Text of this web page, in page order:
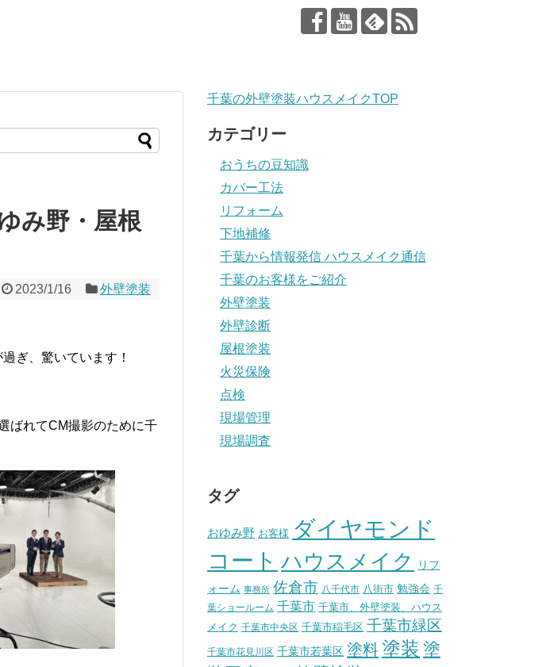
み野・屋根
2023/1/16 外壁塗装
ぎ、驚いています！
ばれてCM撮影のために千
千葉の外壁塗装ハウスメイクTOP
カテゴリー
おうちの豆知識
カバー工法
リフォーム
下地補修
千葉から情報発信 ハウスメイク通信
千葉のお客様をご紹介
外壁塗装
外壁診断
屋根塗装
火災保険
点検
現場管理
現場調査
タグ
おゆみ野 お客様 ダイヤモンド
コート ハウスメイク
リフ
ォーム 事務所 佐倉市 八千代市 八街市 勉強会 千
葉ショールーム 千葉市 千葉市、外壁塗装、ハウス
メイク 千葉市中央区 千葉市稲毛区 千葉市緑区
千葉市花見川区 千葉市若葉区 塗料塗装 塗